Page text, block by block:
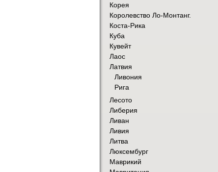
Корея
Королевство Ло-Монтанг.
Коста-Рика
Куба
Кувейт
Лаос
Латвия
Ливония
Рига
Лесото
Либерия
Ливан
Ливия
Литва
Люксембург
Маврикий